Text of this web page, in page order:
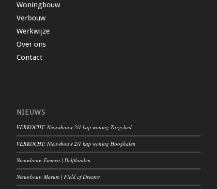
Woningbouw
Verbouw
Werkwijze
Over ons
Contact
NIEUWS
VERKOCHT: Nieuwbouw 2/1 kap woning Zorgvlied
VERKOCHT: Nieuwbouw 2/1 kap woning Hooghalen
Nieuwbouw Emmen | Delftlanden
Nieuwbouw Marum | Field of Dreams